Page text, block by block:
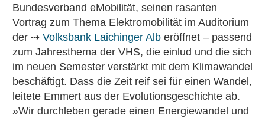
Bundesverband eMobilität, seinen rasanten
Vortrag zum Thema Elektromobilität im Auditorium
der ⇢ Volksbank Laichinger Alb eröffnet – passend
zum Jahresthema der VHS, die einlud und die sich
im neuen Semester verstärkt mit dem Klimawandel
beschäftigt. Dass die Zeit reif sei für einen Wandel,
leitete Emmert aus der Evolutionsgeschichte ab.
»Wir durchleben gerade einen Energiewandel und